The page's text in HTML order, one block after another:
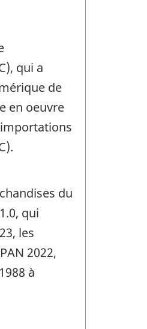
qui a
de
en oeuvre
du
qui
les
2022,
à